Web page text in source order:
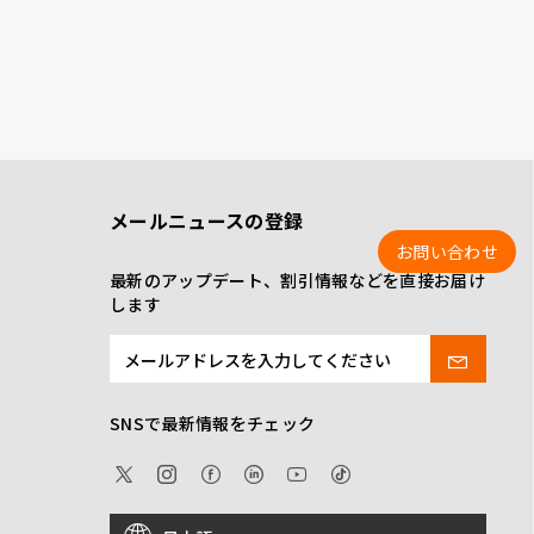
メールニュースの登録
最新のアップデート、割引情報などを直接お届け
します
SNSで最新情報をチェック
お問い合わせ